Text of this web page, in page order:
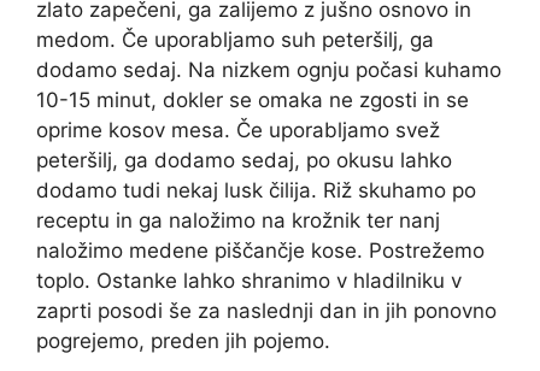
zlato zapečeni, ga zalijemo z jušno osnovo in
medom. Če uporabljamo suh peteršilj, ga
dodamo sedaj. Na nizkem ognju počasi kuhamo
10-15 minut, dokler se omaka ne zgosti in se
oprime kosov mesa. Če uporabljamo svež
peteršilj, ga dodamo sedaj, po okusu lahko
dodamo tudi nekaj lusk čilija. Riž skuhamo po
receptu in ga naložimo na krožnik ter nanj
naložimo medene piščančje kose. Postrežemo
toplo. Ostanke lahko shranimo v hladilniku v
zaprti posodi še za naslednji dan in jih ponovno
pogrejemo, preden jih pojemo.